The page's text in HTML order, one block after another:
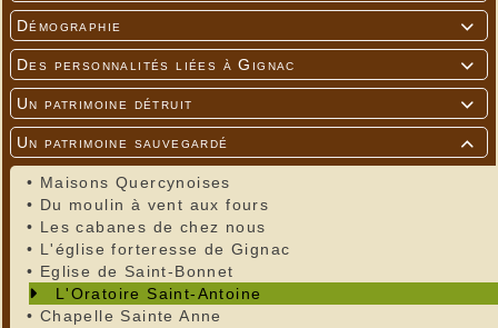

Démographie

Des personnalités liées à Gignac

Un patrimoine détruit

Un patrimoine sauvegardé
• Maisons Quercynoises
• Du moulin à vent aux fours
• Les cabanes de chez nous
• L'église forteresse de Gignac
• Eglise de Saint-Bonnet
L'Oratoire Saint-Antoine
• Chapelle Sainte Anne